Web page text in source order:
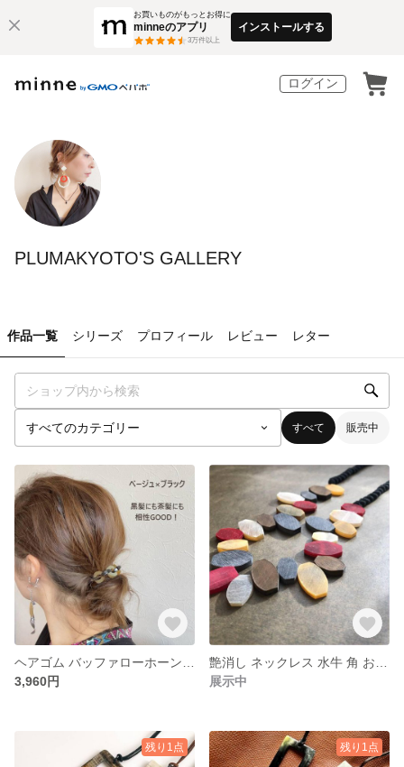
お買いものがもっとお得に
minneのアプリ
3万件以上
インストールする
ログイン
PLUMAKYOTO'S GALLERY
作品一覧 シリーズ プロフィール レビュー レター
すべて 販売中
3,960円
展示中
残り1点 残り1点